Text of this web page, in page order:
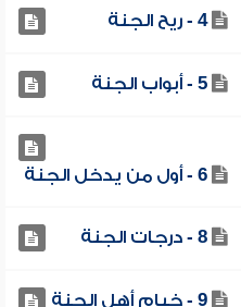
4 - ريح الجنة
5 - أبواب الجنة
6 - أول من يدخل الجنة
8 - درجات الجنة
9 - خيام أهل الجنة